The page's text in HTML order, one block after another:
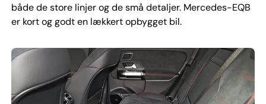
både de store linjer og de små detaljer. Mercedes-EQB
er kort og godt en lækkert opbygget bil.